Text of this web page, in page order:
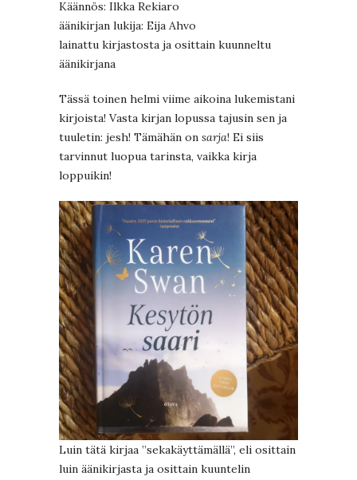
Käännös: Ilkka Rekiaro
äänikirjan lukija: Eija Ahvo
lainattu kirjastosta ja osittain kuunneltu
äänikirjana
Tässä toinen helmi viime aikoina lukemistani
kirjoista! Vasta kirjan lopussa tajusin sen ja
tuuletin: jesh! Tämähän on sarja! Ei siis
tarvinnut luopua tarinsta, vaikka kirja
loppuikin!
Luin tätä kirjaa ”sekakäyttämällä”, eli osittain
luin äänikirjasta ja osittain kuuntelin